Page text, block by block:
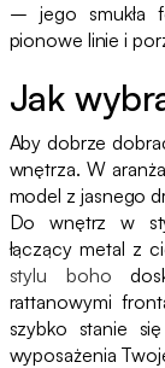
– jego smukła
pionowe linie i
Jak
Aby dobrze
wnętrza. W
model z jasnego
Do wnętrz w
łączący metal z
stylu boho
rattanowymi
szybko stanie
wyposażenia